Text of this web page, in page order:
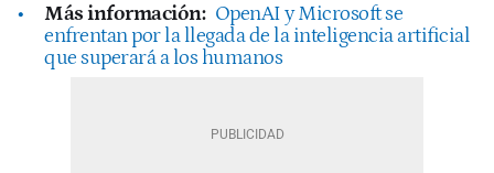
Más información: OpenAI y Microsoft se
enfrentan por la llegada de la inteligencia artificial
que superará a los humanos